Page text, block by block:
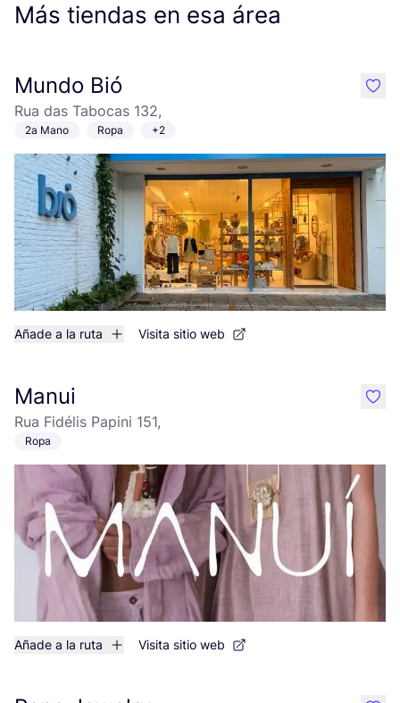
Más tiendas en esa área
Mundo Bió
Rua das Tabocas 132,
2a Mano Ropa +2
Añade a la ruta Visita sitio web
like
Manui
Rua Fidélis Papini 151,
Ropa
Añade a la ruta Visita sitio web
like